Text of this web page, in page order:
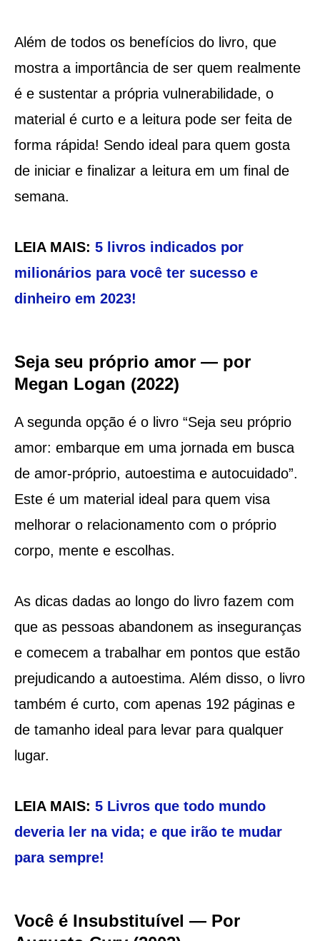
Além de todos os benefícios do livro, que
mostra a importância de ser quem realmente
é e sustentar a própria vulnerabilidade, o
material é curto e a leitura pode ser feita de
forma rápida! Sendo ideal para quem gosta
de iniciar e finalizar a leitura em um final de
semana.
LEIA MAIS: 5 livros indicados por
milionários para você ter sucesso e
dinheiro em 2023!
Seja seu próprio amor — por
Megan Logan (2022)
A segunda opção é o livro “Seja seu próprio
amor: embarque em uma jornada em busca
de amor-próprio, autoestima e autocuidado”.
Este é um material ideal para quem visa
melhorar o relacionamento com o próprio
corpo, mente e escolhas.
As dicas dadas ao longo do livro fazem com
que as pessoas abandonem as inseguranças
e comecem a trabalhar em pontos que estão
prejudicando a autoestima. Além disso, o livro
também é curto, com apenas 192 páginas e
de tamanho ideal para levar para qualquer
lugar.
LEIA MAIS: 5 Livros que todo mundo
deveria ler na vida; e que irão te mudar
para sempre!
Você é Insubstituível — Por